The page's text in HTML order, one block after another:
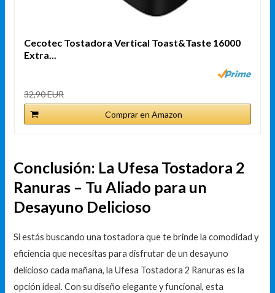
Cecotec Tostadora Vertical Toast&Taste 16000
Extra...
32,90 EUR
Comprar en Amazon
Conclusión: La Ufesa Tostadora 2
Ranuras – Tu Aliado para un
Desayuno Delicioso
Si estás buscando una tostadora que te brinde la comodidad y
eficiencia que necesitas para disfrutar de un desayuno
delicioso cada mañana, la Ufesa Tostadora 2 Ranuras es la
opción ideal. Con su diseño elegante y funcional, esta